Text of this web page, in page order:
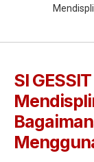
Profil
Sejarah
Visi Misi
Struktur
Sarana dan
Ekstrakurikuler
Pramuka
SCC
KIR
Digital Sekolah
ELITE
E-learning
Guru dan
SI